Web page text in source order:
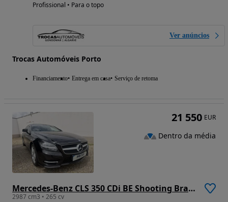
Profissional • Para o topo
Ver anúncios
Trocas Automóveis Porto
Financiamento Entrega em casa Serviço de retoma
Mercedes-Benz CLS 350 CDi BE Shooting Brake 4-Matic
2987 cm3 • 265 cv
21 550 EUR
Dentro da média